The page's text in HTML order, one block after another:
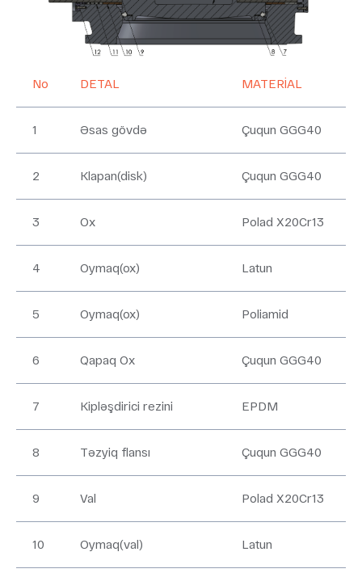
No DETAL MATERİAL
1 Əsas gövdə Çuqun GGG40
2 Klapan(disk) Çuqun GGG40
3 Ox Polad X20Cr13
4 Oymaq(ox) Latun
5 Oymaq(ox) Poliamid
6 Qapaq Ox Çuqun GGG40
7 Kipləşdirici rezini EPDM
8 Təzyiq flansı Çuqun GGG40
9 Val Polad X20Cr13
10 Oymaq(val) Latun